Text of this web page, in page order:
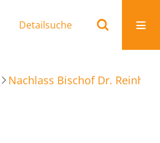
Detailsuche
Nachlass Bischof Dr.